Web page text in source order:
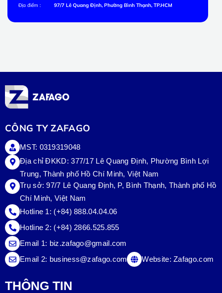
Địa điểm :
97/7 Lê Quang Định, Phường Bình Thạnh, TP.HCM
CÔNG TY ZAFAGO
MST: 0319319048
Địa chỉ ĐKKD: 377/17 Lê Quang Định, Phường Bình Lợi
Trung, Thành phố Hồ Chí Minh, Việt Nam
Trụ sở:97/7 Lê Quang Định, P, Bình Thạnh, Thành phố Hồ
Chí Minh, Việt Nam
Hotline 1: (+84) 888.04.04.06
Hotline 2: (+84) 2866.525.855
Email 1: biz.zafago@gmail.com
Email 2: business@zafago.com Website:Zafago.com
THÔNG TIN